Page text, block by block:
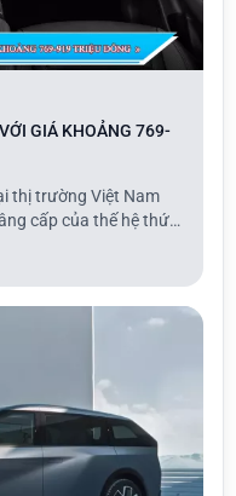
GIÁ KHOẢNG 769-
thị trường Việt Nam
cấp của thế hệ thứ
tinh chỉnh với lưới
thưa hơn.